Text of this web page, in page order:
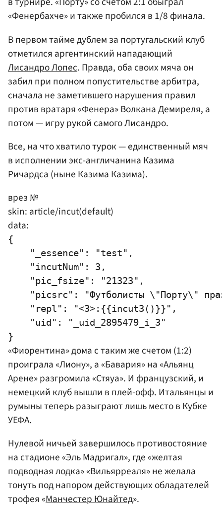
«Фенербахче» и также пробился в 1/8 финала.
В первом тайме дублем за португальский клуб
отметился аргентинский нападающий
Лисандро Лопес. Правда, оба своих мяча он
забил при полном попустительстве арбитра,
сначала не заметившего нарушения правил
против вратаря «Фенера» Волкана Демиреля, а
потом — игру рукой самого Лисандро.
Все, на что хватило турок — единственный мяч
в исполнении экс-англичанина Казима
Ричардса (ныне Казима Казима).
врез №
skin: article/incut(default)
data:
{
    "_essence": "test",
    "incutNum": 3,
    "pic_fsize": "21323",
"picsrc": "Футболисты \"Порту\"
    "repl": "<3>:{{incut3()}}",
    "uid": "_uid_2895479_i_3"
«Фиорентина» дома с таким же счетом (1:2)
проиграла «Лиону», а «Бавария» на «Альянц
Арене» разгромила «Стяуа». И французский, и
немецкий клуб вышли в плей-офф. Итальянцы и
румыны теперь разыграют лишь место в Кубке
УЕФА.
Нулевой ничьей завершилось противостояние
на стадионе «Эль Мадригал», где «желтая
подводная лодка» «Вильярреаля» не желала
тонуть под напором действующих обладателей
трофея «Манчестер Юнайтед».